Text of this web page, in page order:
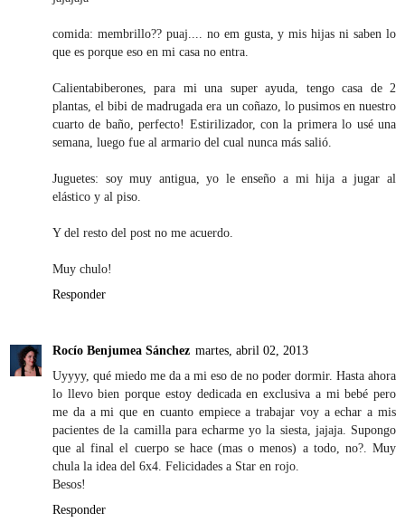
comida: membrillo?? puaj.... no em gusta, y mis hijas ni saben lo
que es porque eso en mi casa no entra.
Calientabiberones, para mi una super ayuda, tengo casa de 2
plantas, el bibi de madrugada era un coñazo, lo pusimos en nuestro
cuarto de baño, perfecto! Estirilizador, con la primera lo usé una
semana, luego fue al armario del cual nunca más salió.
Juguetes: soy muy antigua, yo le enseño a mi hija a jugar al
elástico y al piso.
Y del resto del post no me acuerdo.
Muy chulo!
Responder
Rocío Benjumea Sánchez martes, abril 02, 2013
Uyyyy, qué miedo me da a mi eso de no poder dormir. Hasta ahora
lo llevo bien porque estoy dedicada en exclusiva a mi bebé pero
me da a mi que en cuanto empiece a trabajar voy a echar a mis
pacientes de la camilla para echarme yo la siesta, jajaja. Supongo
que al final el cuerpo se hace (mas o menos) a todo, no?. Muy
chula la idea del 6x4. Felicidades a Star en rojo.
Besos!
Responder